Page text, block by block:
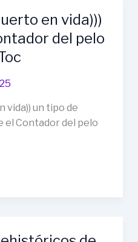
en vida)))
del pelo
vida)) un tipo de
el Contador del pelo